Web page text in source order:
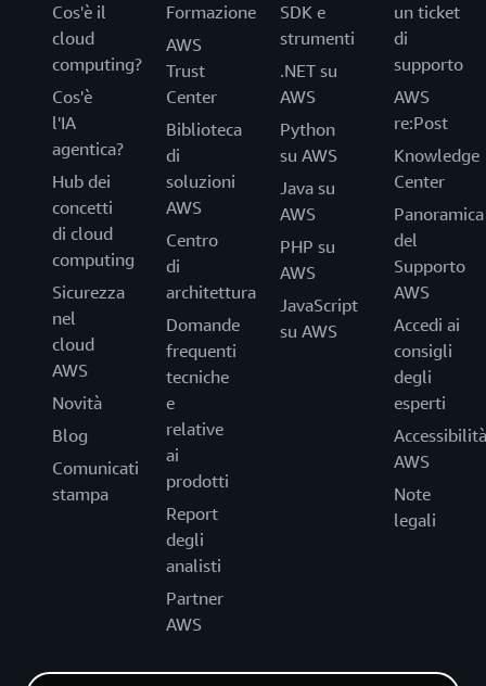
Cos'è il
cloud
computing?
Cos'è
l'IA
agentica?
Hub dei
concetti
di cloud
computing
Sicurezza
nel
cloud
AWS
Novità
Blog
Comunicati
stampa
Formazione
AWS
Trust
Center
Biblioteca
di
soluzioni
AWS
Centro
di
architettura
Domande
frequenti
tecniche
e
relative
ai
prodotti
Report
degli
analisti
Partner
AWS
SDK e
strumenti
.NET su
AWS
Python
su AWS
Java su
AWS
PHP su
AWS
JavaScript
su AWS
un ticket
di
supporto
AWS
re:Post
Knowledge
Center
Panoramica
del
Supporto
AWS
Accedi ai
consigli
degli
esperti
Accessibilità
AWS
Note
legali